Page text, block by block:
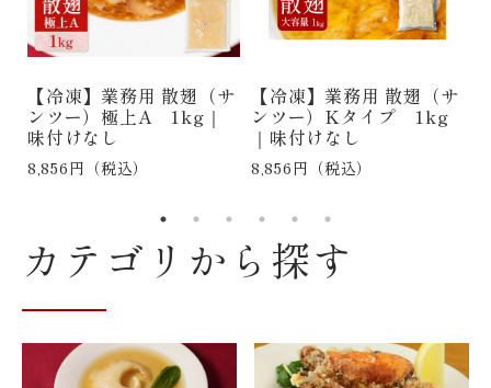
【冷凍】業務用 散翅（サ
ンツー）極上A 1kg｜
味付けなし
8,856円（税込）
【冷凍】業務用 散翅（サ
ンツー）Kタイプ 1kg
｜味付けなし
8,856円（税込）
カテゴリから探す